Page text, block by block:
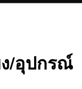
ง/อุปกรณ์